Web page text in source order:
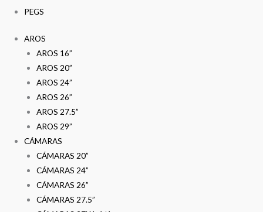
PEGS
AROS
AROS 16”
AROS 20”
AROS 24”
AROS 26”
AROS 27.5”
AROS 29”
CÁMARAS
CÁMARAS 20”
CÁMARAS 24”
CÁMARAS 26”
CÁMARAS 27.5”